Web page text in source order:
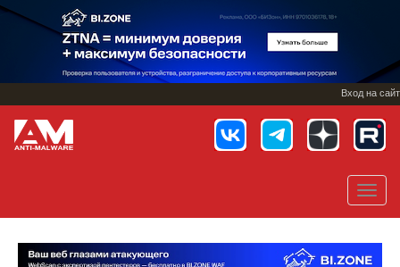
Перейти
основному
Вход на сайт